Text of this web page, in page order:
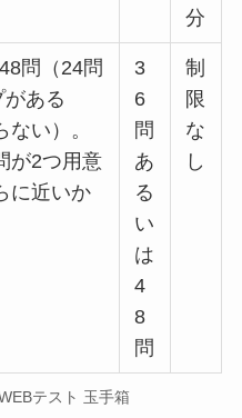
分
問（24問
ある
ない）。
が2つ用意
に近いか
3
6
問
あ
る
い
は
4
8
問
制
限
な
し
テスト 玉手箱